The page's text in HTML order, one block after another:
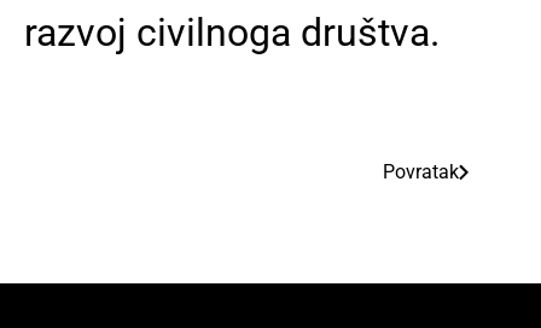
razvoj civilnoga društva.
Povratak